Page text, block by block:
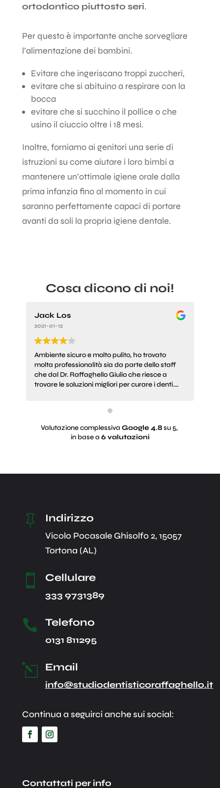
ortodontico piuttosto seri.
Per questo è importante anche sorvegliare
l’alimentazione dei bambini.
Evitare che ingeriscano troppi zuccheri,
evitare che si abituino a respirare con la
bocca
evitare che si succhino il pollice o che
usino il ciuccio oltre i 18 mesi.
Inoltre, forniamo ai genitori una serie di
istruzioni su come aiutare i loro bimbi a
mantenere un’ottimale igiene orale dalla
prima infanzia fino al momento in cui
saranno perfettamente capaci di portare
avanti da soli la propria igiene dentale.
Cosa dicono di noi!
Jack Los
2021-01-12
Ambiente sicuro e molto pulito, ho trovato
molta professionalità sia da parte dello staff
che dal Dr. Raffaghello Giulio che riesce a
trovare le soluzioni migliori per curare i denti.
Valutazione complessivaGoogle 4.8su 5,
in base a6 valutazioni
 Indirizzo
Vicolo Pocasale Ghisolfo 2, 15057
Tortona (AL)
 Cellulare
333 9731389
 Telefono
0131 811295
l Email
info@studiodentisticoraffaghello.it
Continua a seguirci anche sui social:
Contattati per info